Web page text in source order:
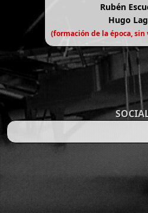
Rubén
Hugo
(formación de la época,